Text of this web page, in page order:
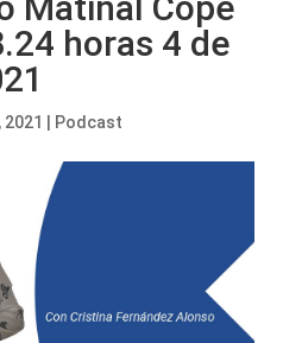
horas 4 de
2021 Podcast